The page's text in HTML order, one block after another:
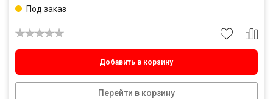
Добавить в корзину
Перейти в корзину
Под заказ